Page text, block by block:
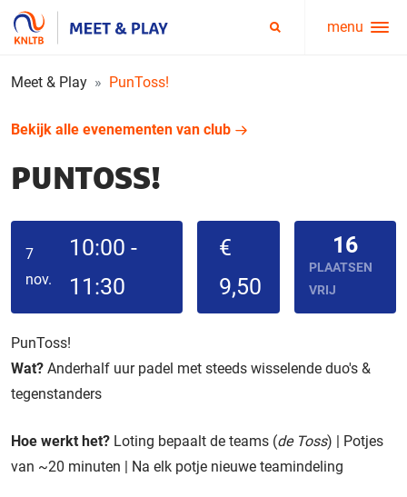
Service
menu
menu
Meet & Play PunToss!
Bekijk alle evenementen van club
PUNTOSS!
7
nov.
10:00 -
11:30
€
9,50
16
PLAATSEN
VRIJ
PunToss!
Wat? Anderhalf uur padel met steeds wisselende duo's &
tegenstanders
Hoe werkt het? Loting bepaalt de teams (de Toss) | Potjes
van ~20 minuten | Na elk potje nieuwe teamindeling